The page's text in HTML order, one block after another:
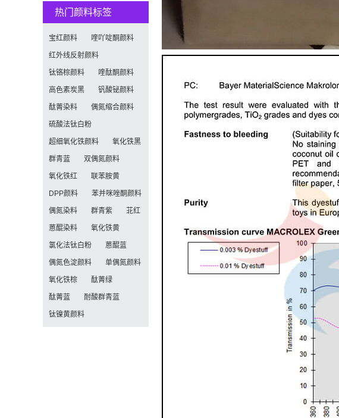
热门颜料标签
宝红颜料 喹吖啶酮颜料
红外线反射颜料
钛铬棕颜料 喹酞酮颜料
高色素炭黑 钒酸铋颜料
酞菁染料 偶氮缩合颜料
硫酸法钛白粉
超细氧化铁颜料 氧化铁黑
群青蓝 双偶氮颜料
氧化铁红 联苯胺黄
DPP颜料 苯并咪唑酮颜料
偶氮染料 群青紫 苝红
蒽醌染料 氧化铁黄
氯化法钛白粉 蒽醌蓝
偶氮色淀颜料 单偶氮颜料
氧化铁棕 酞菁绿
酞菁蓝 耐酸群青蓝
钛镍黄颜料